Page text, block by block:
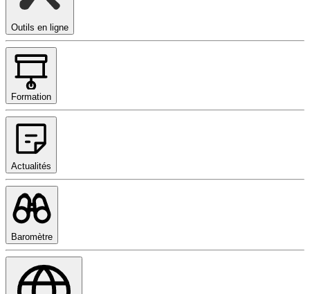
Outils en ligne
Formation
Actualités
Baromètre